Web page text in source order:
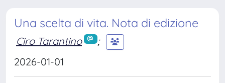
Una scelta di vita. Nota di edizione
Ciro Tarantino
;
2026-01-01